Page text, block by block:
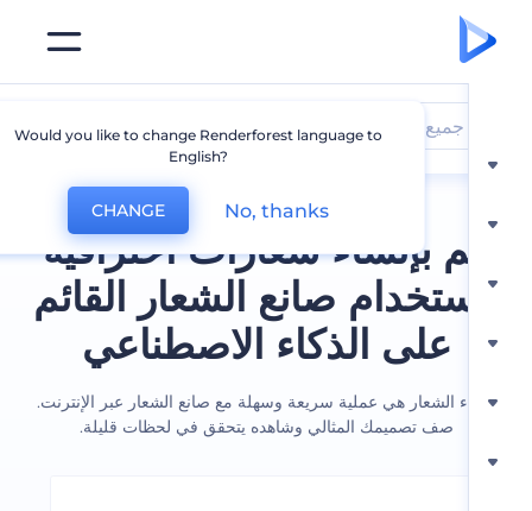
بإنشاء شعارات احترافية
صانع الشعار القائم
على الذكاء الاصطناعي
الشعار هي عملية سريعة وسهلة مع صانع الشعار عبر الإنترنت.
صف تصميمك المثالي وشاهده يتحقق في لحظات قليلة.
جميع الشعاراتWould you like to change Renderforest language to
CHANGE No, thanks